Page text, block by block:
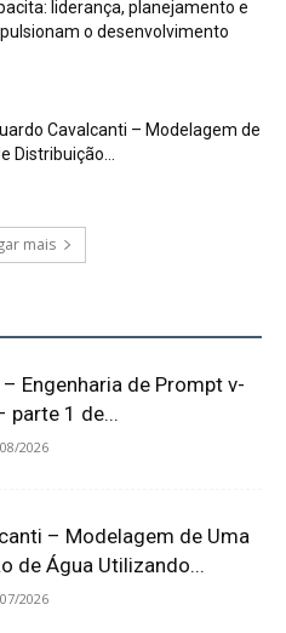
liderança, planejamento e
o desenvolvimento
Cavalcanti – Modelagem de
Distribuição...
mais
Engenharia de Prompt v-
parte 1 de...
2026
– Modelagem de Uma
de Água Utilizando...
2026